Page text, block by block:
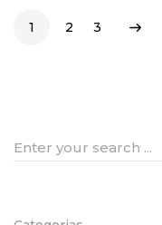
through
1 2 3
Search